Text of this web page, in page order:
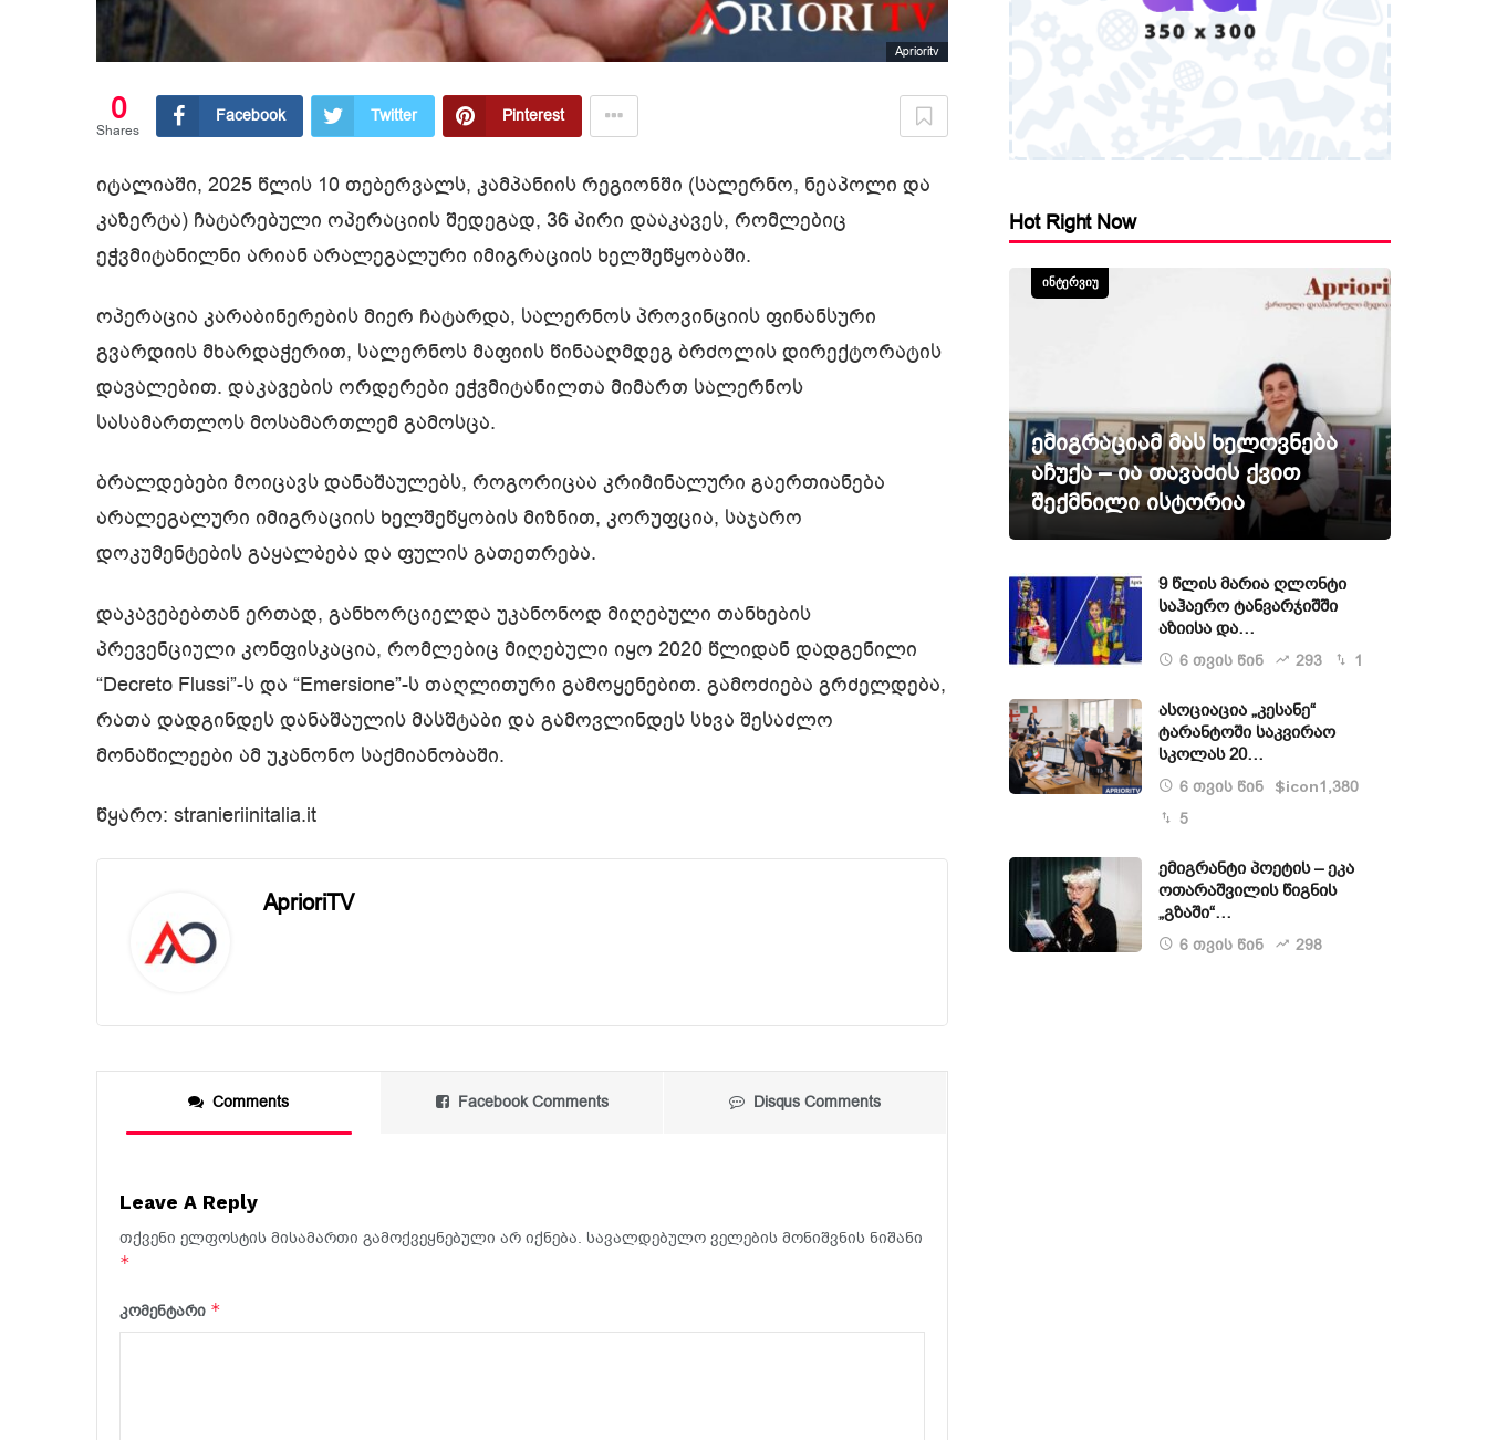
Aprioritv
0
Shares
Facebook Twitter Pinterest
იტალიაში, 2025 წლის 10 თებერვალს, კამპანიის რეგიონში (სალერნო, ნეაპოლი და
კაზერტა) ჩატარებული ოპერაციის შედეგად, 36 პირი დააკავეს, რომლებიც
ეჭვმიტანილნი არიან არალეგალური იმიგრაციის ხელშეწყობაში.
ოპერაცია კარაბინერების მიერ ჩატარდა, სალერნოს პროვინციის ფინანსური
გვარდიის მხარდაჭერით, სალერნოს მაფიის წინააღმდეგ ბრძოლის დირექტორატის
დავალებით. დაკავების ორდერები ეჭვმიტანილთა მიმართ სალერნოს
სასამართლოს მოსამართლემ გამოსცა.
ბრალდებები მოიცავს დანაშაულებს, როგორიცაა კრიმინალური გაერთიანება
არალეგალური იმიგრაციის ხელშეწყობის მიზნით, კორუფცია, საჯარო
დოკუმენტების გაყალბება და ფულის გათეთრება.
დაკავებებთან ერთად, განხორციელდა უკანონოდ მიღებული თანხების
პრევენციული კონფისკაცია, რომლებიც მიღებული იყო 2020 წლიდან დადგენილი
“Decreto Flussi”-ს და “Emersione”-ს თაღლითური გამოყენებით. გამოძიება გრძელდება,
რათა დადგინდეს დანაშაულის მასშტაბი და გამოვლინდეს სხვა შესაძლო
მონაწილეები ამ უკანონო საქმიანობაში.
წყარო: stranieriinitalia.it
AprioriTV
Comments Facebook Comments Disqus Comments
Leave A Reply
თქვენი ელფოსტის მისამართი გამოქვეყნებული არ იქნება. სავალდებულო ველების მონიშვნის ნიშანი
*
კომენტარი *
Hot Right Now
ᲘᲜᲢᲔᲠᲕᲘᲣ
ემიგრაციამ მას ხელოვნება
აჩუქა – ია თავაძის ქვით
შექმნილი ისტორია
9 წლის მარია ღლონტი
საჰაერო ტანვარჯიშში
აზიისა და…
6 თვის წინ 293 1
ასოციაცია „კესანე“
ტარანტოში საკვირაო
სკოლას 20…
6 თვის წინ $icon1,380
5
ემიგრანტი პოეტის – ეკა
ოთარაშვილის წიგნის
„გზაში“…
6 თვის წინ 298